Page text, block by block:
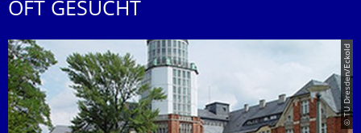
OFT GESUCHT
© TU Dresden/Eckold